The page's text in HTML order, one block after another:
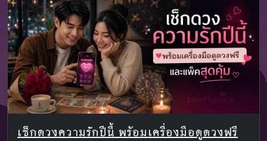
เช็กดวงความรักปีนี้ พร้อมเครื่องมือดูดวงฟรี